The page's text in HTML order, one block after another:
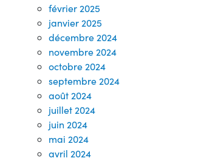
février 2025
janvier 2025
décembre 2024
novembre 2024
octobre 2024
septembre 2024
août 2024
juillet 2024
juin 2024
mai 2024
avril 2024